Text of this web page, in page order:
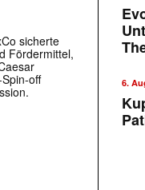
sicherte
Fördermittel,
off
6.